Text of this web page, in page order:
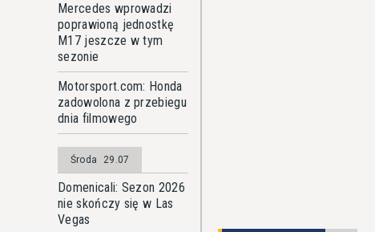
Mercedes wprowadzi
poprawioną jednostkę
M17 jeszcze w tym
sezonie
Motorsport.com: Honda
zadowolona z przebiegu
dnia filmowego
Środa 29.07
Domenicali: Sezon 2026
nie skończy się w Las
Vegas